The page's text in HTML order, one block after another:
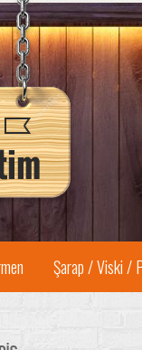
Şarap / Viski /